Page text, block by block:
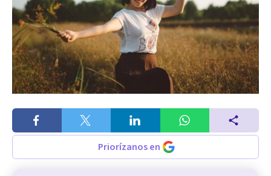
Priorízanos en